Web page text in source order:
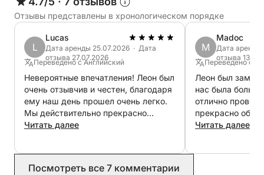
фотографии заката, это короткий и приятный
способ насладиться островами Паклени с воды.
Никакого стресса, никакого расписания — только
золотистый свет, тихие бухты и теплое море.
Отзывы представлены в хронологическом порядке
L
Lucas
Дата аренды 25.07.2026 · Дата
отзыва 27.07.2026
Переведено с Английский
Невероятные впечатления! Леон был
очень отзывчив и честен, благодаря
ему наш день прошел очень легко.
Мы действительно прекрасно
провели время, увидев самые
Читать далее
M
Madoc
Дата аренды
отзыва
Переведено с
Леон был
нас была
отлично
прекрасно
очень слаженно.
Читать далее
Посмотреть все 7 комментарии